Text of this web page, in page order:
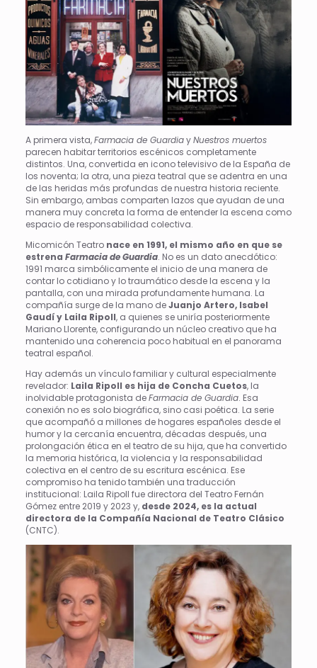
A primera vista,Farmacia de GuardiayNuestros muertos
parecen habitar territorios escénicos completamente
distintos. Una, convertida en icono televisivo de la España de
los noventa; la otra, una pieza teatral que se adentra en una
de las heridas más profundas de nuestra historia reciente.
Sin embargo, ambas comparten lazos que ayudan de una
manera muy concreta la forma de entender la escena como
espacio de responsabilidad colectiva.
Micomicón Teatro nace en 1991, el mismo año en que se
estrena Farmacia de Guardia. No es un dato anecdótico:
1991 marca simbólicamente el inicio de una manera de
contar lo cotidiano y lo traumático desde la escena y la
pantalla, con una mirada profundamente humana. La
compañía surge de la mano deJuanjo Artero, Isabel
Gaudí y Laila Ripoll, a quienes se uniría posteriormente
Mariano Llorente, configurando un núcleo creativo que ha
mantenido una coherencia poco habitual en el panorama
teatral español.
Hay además un vínculo familiar y cultural especialmente
revelador: Laila Ripoll es hija de Concha Cuetos, la
inolvidable protagonista deFarmacia de Guardia. Esa
conexión no es solo biográfica, sino casi poética. La serie
que acompañó a millones de hogares españoles desde el
humor y la cercanía encuentra, décadas después, una
prolongación ética en el teatro de su hija, que ha convertido
la memoria histórica, la violencia y la responsabilidad
colectiva en el centro de su escritura escénica. Ese
compromiso ha tenido también una traducción
institucional: Laila Ripoll fue directora del Teatro Fernán
Gómez entre 2019 y 2023 y, desde 2024, es la actual
directora de la Compañía Nacional de Teatro Clásico
(CNTC).